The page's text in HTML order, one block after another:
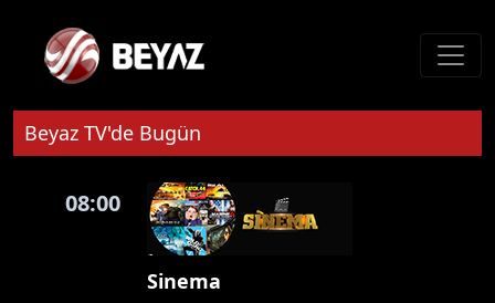
Beyaz TV'de Bugün
08:00
Sinema